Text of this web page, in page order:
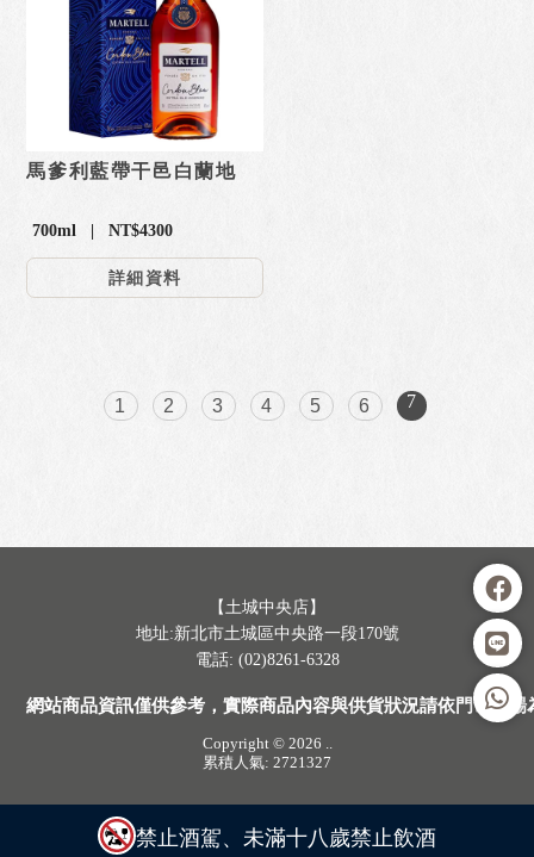
馬爹利藍帶干邑白蘭地
700ml | NT$4300
詳細資料
1 2 3 4 5 6 7
禁止酒駕、未滿十八歲禁止飲酒
【土城中央店】
地址:新北市土城區中央路一段170號
電話: (02)8261-6328
網站商品資訊僅供參考，實際商品內容與供貨狀況請依門市現場
Copyright © 2026
累積人氣: 2721327